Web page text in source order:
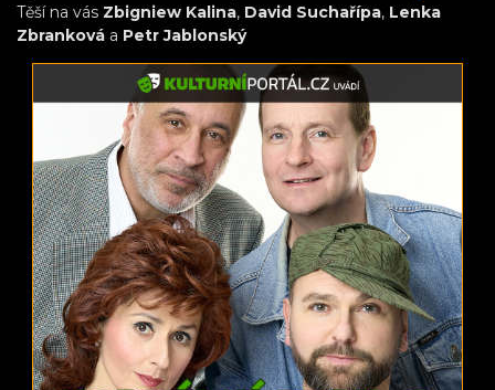
Těší na vás Zbigniew Kalina, David Suchařípa, Lenka
Zbranková a Petr Jablonský